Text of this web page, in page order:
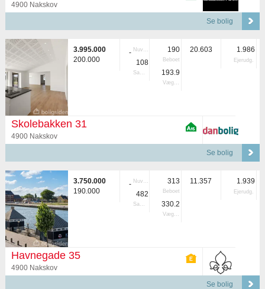
4900 Nakskov
Se bolig
3.995.000
200.000
- Nuvær.
108
Samlet
190
Beboet
193.9
Vægtet
20.603 1.986
Ejerudg.
Skolebakken 31
4900 Nakskov
Se bolig
3.750.000
190.000
- Nuvær.
482
Samlet
313
Beboet
330.2
Vægtet
11.357 1.939
Ejerudg.
Havnegade 35
4900 Nakskov
Se bolig